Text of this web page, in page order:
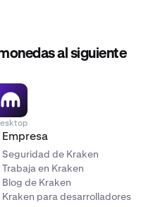
al siguiente
Empresa
Seguridad de Kraken
Trabaja en Kraken
Blog de Kraken
Kraken para desarrolladores